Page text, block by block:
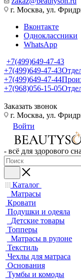
г. Москва, ул.
Вконтакте
Одноклассники
WhatsApp
+7(499)649-47-43
+7(499)649-47-43
+7(499)649-47-44
+7(968)056-15-05
Заказать звонок
г. Москва, ул.
Войти
- всё для здорового
Каталог
Матрасы
Кровати
Подушки и одеяла
Детские товары
Топперы
Матрасы в рулоне
Текстиль
Чехлы для матраса
Основания
Тумбы и комоды